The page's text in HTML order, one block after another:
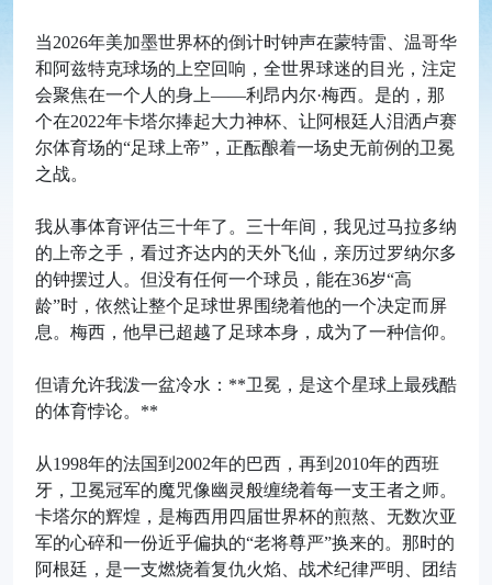
当2026年美加墨世界杯的倒计时钟声在蒙特雷、温哥华
和阿兹特克球场的上空回响，全世界球迷的目光，注定
会聚焦在一个人的身上——利昂内尔·梅西。是的，那
个在2022年卡塔尔捧起大力神杯、让阿根廷人泪洒卢赛
尔体育场的“足球上帝”，正酝酿着一场史无前例的卫冕
之战。
我从事体育评估三十年了。三十年间，我见过马拉多纳
的上帝之手，看过齐达内的天外飞仙，亲历过罗纳尔多
的钟摆过人。但没有任何一个球员，能在36岁“高
龄”时，依然让整个足球世界围绕着他的一个决定而屏
息。梅西，他早已超越了足球本身，成为了一种信仰。
但请允许我泼一盆冷水：**卫冕，是这个星球上最残酷
的体育悖论。**
从1998年的法国到2002年的巴西，再到2010年的西班
牙，卫冕冠军的魔咒像幽灵般缠绕着每一支王者之师。
卡塔尔的辉煌，是梅西用四届世界杯的煎熬、无数次亚
军的心碎和一份近乎偏执的“老将尊严”换来的。那时的
阿根廷，是一支燃烧着复仇火焰、战术纪律严明、团结